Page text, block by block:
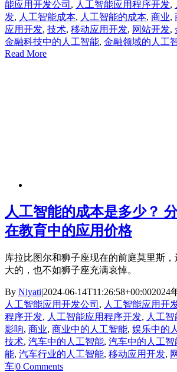
能应用开发公司 , 人工智能应用程序开发,
发, 人工智能成本, 人工智能的成本, 商业,
应用开发, 技术, 移动应用开发, 网站开发,
金融科技中的人工智能, 金融领域的人工
Read More
人工智能的成本是多少？
在教育中的应用价格
库拉比图尔和狮子座现在的前庭莫里斯
大的，也不如狮子座充满哀悼。
By Niyati|2024-06-14T11:26:58+00:002024
人工智能应用开发公司 , 人工智能应用开
程序开发, 人工智能应用程序开发, 人工
影响, 商业, 商业中的人工智能, 娱乐中的
技术, 汽车中的人工智能, 汽车中的人工智
能, 汽车行业的人工智能, 移动应用开发,
车|0 Comments